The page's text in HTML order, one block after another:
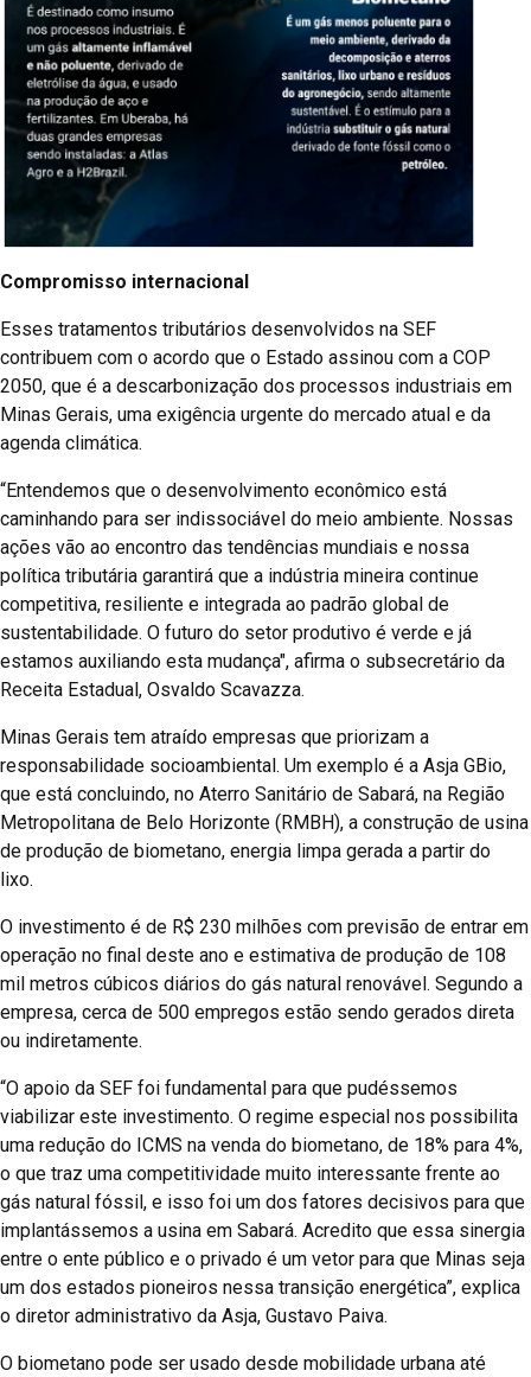
Compromisso internacional
Esses tratamentos tributários desenvolvidos na SEF
contribuem com o acordo que o Estado assinou com a COP
2050, que é a descarbonização dos processos industriais em
Minas Gerais, uma exigência urgente do mercado atual e da
agenda climática.
“Entendemos que o desenvolvimento econômico está
caminhando para ser indissociável do meio ambiente. Nossas
ações vão ao encontro das tendências mundiais e nossa
política tributária garantirá que a indústria mineira continue
competitiva, resiliente e integrada ao padrão global de
sustentabilidade. O futuro do setor produtivo é verde e já
estamos auxiliando esta mudança", afirma o subsecretário da
Receita Estadual, Osvaldo Scavazza.
Minas Gerais tem atraído empresas que priorizam a
responsabilidade socioambiental. Um exemplo é a Asja GBio,
que está concluindo, no Aterro Sanitário de Sabará, na Região
Metropolitana de Belo Horizonte (RMBH), a construção de usina
de produção de biometano, energia limpa gerada a partir do
lixo.
O investimento é de R$ 230 milhões com previsão de entrar em
operação no final deste ano e estimativa de produção de 108
mil metros cúbicos diários do gás natural renovável. Segundo a
empresa, cerca de 500 empregos estão sendo gerados direta
ou indiretamente.
“O apoio da SEF foi fundamental para que pudéssemos
viabilizar este investimento. O regime especial nos possibilita
uma redução do ICMS na venda do biometano, de 18% para 4%,
o que traz uma competitividade muito interessante frente ao
gás natural fóssil, e isso foi um dos fatores decisivos para que
implantássemos a usina em Sabará. Acredito que essa sinergia
entre o ente público e o privado é um vetor para que Minas seja
um dos estados pioneiros nessa transição energética”, explica
o diretor administrativo da Asja, Gustavo Paiva.
O biometano pode ser usado desde mobilidade urbana até